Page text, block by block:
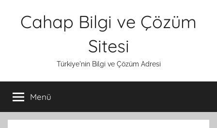
Cahap Bilgi ve Çözüm
Sitesi
Türkiye'nin Bilgi ve Çözüm Adresi
Menü